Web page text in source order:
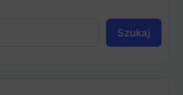
Szukaj